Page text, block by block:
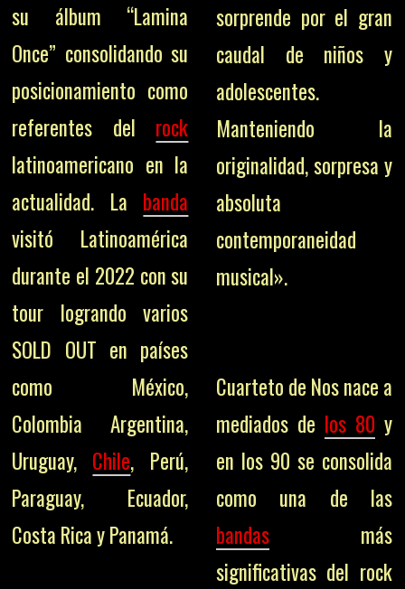
su álbum “Lamina
Once” consolidando su
posicionamiento como
referentes del rock
latinoamericano en la
actualidad. La banda
visitó Latinoamérica
durante el 2022 con su
tour logrando varios
SOLD OUT en países
como México,
Colombia Argentina,
Uruguay, Chile, Perú,
Paraguay, Ecuador,
Costa Rica y Panamá.
sorprende por el gran
caudal de niños y
adolescentes.
Manteniendo la
originalidad, sorpresa y
absoluta
contemporaneidad
musical».
Cuarteto de Nos nace a
mediados de los 80 y
en los 90 se consolida
como una de las
bandasmás
significativas del rock